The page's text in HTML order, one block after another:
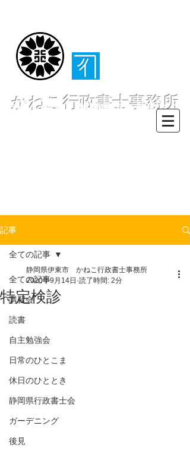
かねこ行政書士事務所
〒413-0234 静岡県伊東市池６２
記事
全ての記事
講習会
読書
自主勉強会
日常のひとこま
休日のひととき
静岡県行政書士会
ガーデニング
後見
全ての記事
特定検診
静岡県伊東市 かねこ行政書士事務所
2020年9月14日 読了時間: 2分